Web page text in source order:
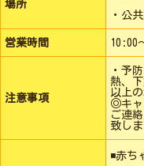
場所
・公
営業時間 10:00
注意事項
・予
熱、下
以上
◎キャ
ご連
致しま
◾️赤